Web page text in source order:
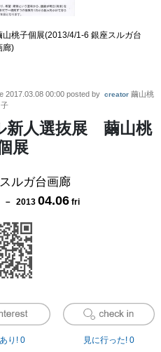
桃子個展(2013/4/1-6 銀座スルガ台
廊)
2017.03.08 00:00 posted by creator 繭山桃
子
新人選抜展 繭山桃
展
ルガ台画廊
2013 04.06 fri
り! 0 見に行った! 0